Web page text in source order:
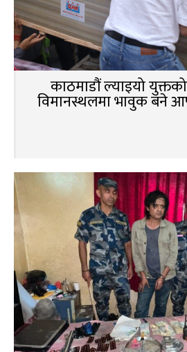
काठमाडौं ल्याइयो युक्तको
विमानस्थलमा भावुक बने